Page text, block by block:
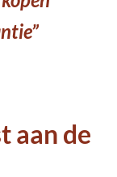
aan de